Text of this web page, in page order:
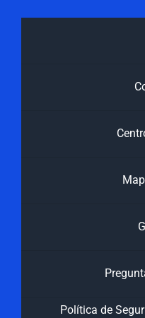
Política de